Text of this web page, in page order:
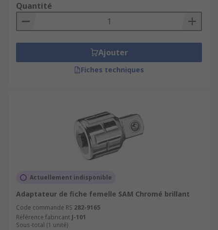
Quantité
Ajouter
Fiches techniques
Actuellement indisponible
Adaptateur de fiche femelle SAM Chromé brillant
Code commande RS 282-9165
Référence fabricant J-101
Sous-total (1 unité)